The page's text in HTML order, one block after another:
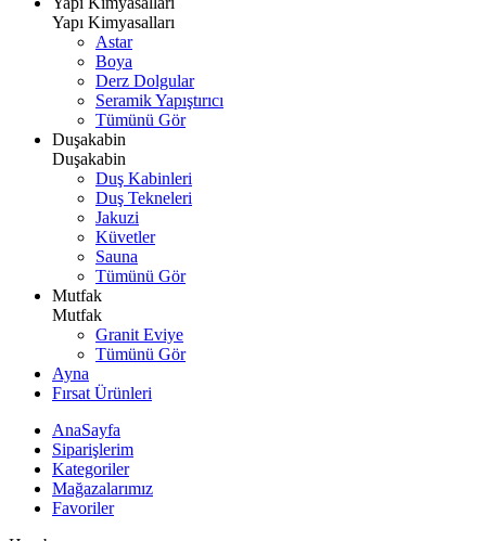
Yapı Kimyasalları
Astar
Boya
Derz Dolgular
Seramik Yapıştırıcı
Tümünü Gör
Duşakabin
Duşakabin
Duş Kabinleri
Duş Tekneleri
Jakuzi
Küvetler
Sauna
Tümünü Gör
Mutfak
Mutfak
Granit Eviye
Tümünü Gör
Ayna
Fırsat Ürünleri
AnaSayfa
Siparişlerim
Kategoriler
Mağazalarımız
Favoriler